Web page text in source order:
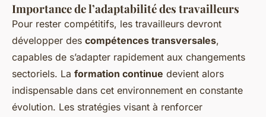
Importance de l’adaptabilité des travailleurs
Pour rester compétitifs, les travailleurs devront
développer des compétences transversales,
capables de s’adapter rapidement aux changements
sectoriels. La formation continue devient alors
indispensable dans cet environnement en constante
évolution. Les stratégies visant à renforcer